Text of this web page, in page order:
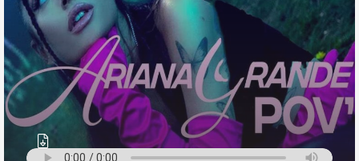
به
اشتراک
بگذارید.
کپی
لینک